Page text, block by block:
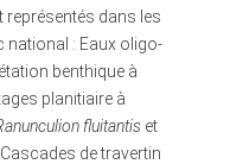
dans les
: Eaux oligo-
benthique à
planitiaire à
fluitantiset
de travertin